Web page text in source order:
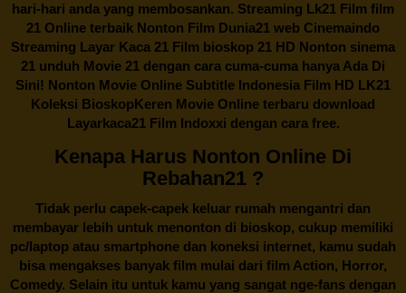
hari-hari anda yang membosankan. Streaming Lk21 Film film
21 Online terbaik Nonton Film Dunia21 web Cinemaindo
Streaming Layar Kaca 21 Film bioskop 21 HD Nonton sinema
21 unduh Movie 21 dengan cara cuma-cuma hanya Ada Di
Sini! Nonton Movie Online Subtitle Indonesia Film HD LK21
Koleksi BioskopKeren Movie Online terbaru download
Layarkaca21 Film Indoxxi dengan cara free.
Kenapa Harus Nonton Online Di
Rebahan21 ?
Tidak perlu capek-capek keluar rumah mengantri dan
membayar lebih untuk menonton di bioskop, cukup memiliki
pc/laptop atau smartphone dan koneksi internet, kamu sudah
bisa mengakses banyak film mulai dari film Action, Horror,
Comedy. Selain itu untuk kamu yang sangat nge-fans dengan